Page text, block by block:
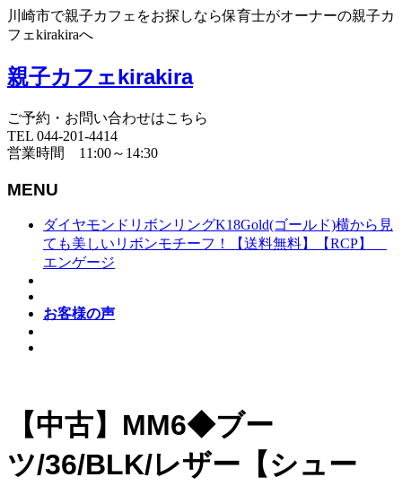
川崎市で親子カフェをお探しなら保育士がオーナーの親子カ
フェkirakiraへ
親子カフェkirakira
ご予約・お問い合わせはこちら
TEL 044-201-4414
営業時間 11:00～14:30
MENU
ダイヤモンドリボンリングK18Gold(ゴールド)横から見
ても美しいリボンモチーフ！【送料無料】【RCP】
エンゲージ
お客様の声
【中古】MM6◆ブー
ツ/36/BLK/レザー【シュー